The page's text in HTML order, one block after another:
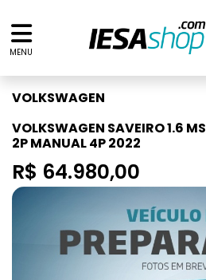
MENU
VOLKSWAGEN
VOLKSWAGEN SAVEIRO 1.6
2P MANUAL 4P 2022
R$ 64.980,00